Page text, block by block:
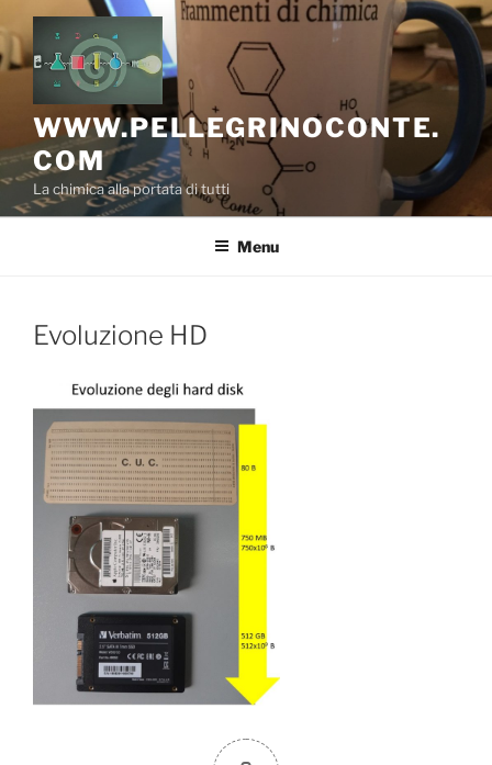
Salta
al
contenuto
WWW.PELLEGRINOCONTE.
COM
La chimica alla portata di tutti
Menu
Evoluzione HD